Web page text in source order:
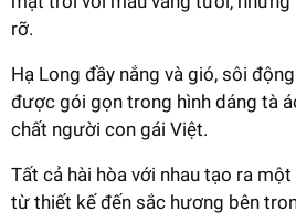
rỡ.
Hạ Long đầy nắng và gió, sôi
được gói gọn trong hình dáng tà
chất người con gái Việt.
Tất cả hài hòa với nhau tạo ra
từ thiết kế đến sắc hương bên